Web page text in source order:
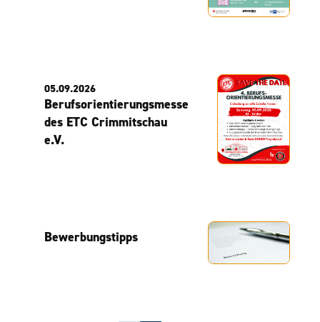
05.09.2026
Berufsorientierungsmesse
des ETC Crimmitschau
e.V.
Bewerbungstipps